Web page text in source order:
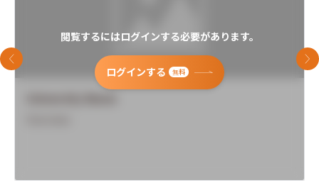
閲覧するにはログインする必要があります。
ログインする 無料
前のスライド 次